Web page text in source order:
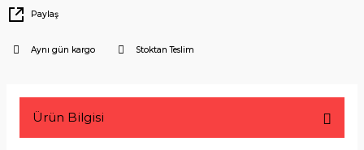
Paylaş
Aynı gün kargo Stoktan Teslim
Ürün Bilgisi